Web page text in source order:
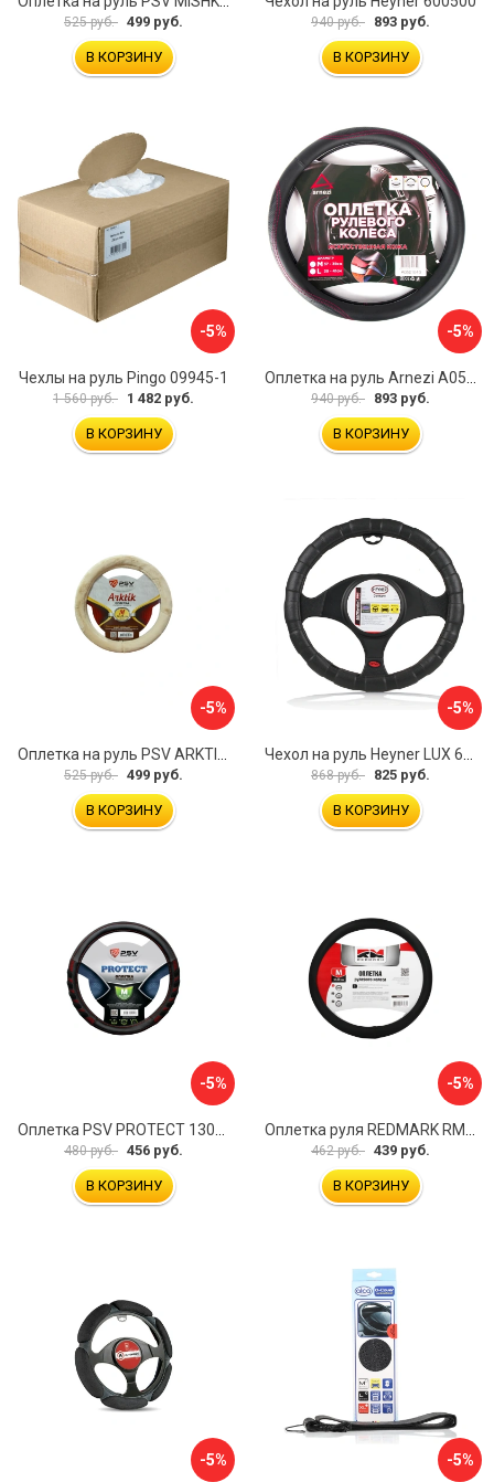
525 руб. 499 руб.
В КОРЗИНУ
940 руб. 893 руб.
В КОРЗИНУ
-5%
Чехлы на руль Pingo 09945-1
1 560 руб. 1 482 руб.
В КОРЗИНУ
-5%
940 руб. 893 руб.
В КОРЗИНУ
-5%
525 руб. 499 руб.
В КОРЗИНУ
-5%
868 руб. 825 руб.
В КОРЗИНУ
-5%
Оплетка PSV PROTECT 130503
480 руб. 456 руб.
В КОРЗИНУ
-5%
Оплетка руля REDMARK RM78002
462 руб. 439 руб.
В КОРЗИНУ
-5% -5%